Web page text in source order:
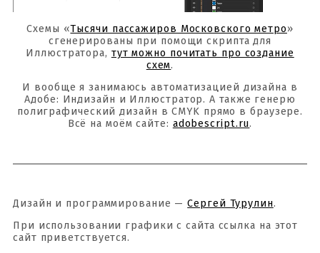
Схемы «Тысячи пассажиров Московского метро»
сгенерированы при помощи скрипта для
Иллюстратора, тут можно почитать про создание
схем.
И вообще я занимаюсь автоматизацией дизайна в
Адобе: Индизайн и Иллюстратор. А также генерю
полиграфический дизайн в CMYK прямо в браузере.
Всё на моём сайте: adobescript.ru.
Дизайн и программирование —Сергей Турулин.
При использовании графики с сайта ссылка на этот
сайт приветствуется.